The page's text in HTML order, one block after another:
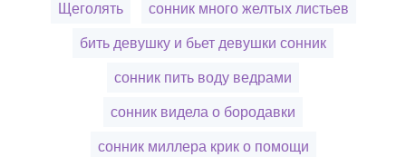
Щеголять сонник много желтых листьев
бить девушку и бьет девушки сонник
сонник пить воду ведрами
сонник видела о бородавки
сонник миллера крик о помощи